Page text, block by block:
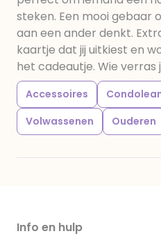
steken. Een mooi gebaar
aan een ander denkt.
kaartje dat jij uitkiest en
het cadeautje. Wie verras
Accessoires
Volwassenen
Ouderen
Info en hulp